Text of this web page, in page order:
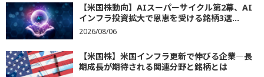
【米国株動向】AIスーパーサイクル第2幕、AI
インフラ投資拡大で恩恵を受ける銘柄3選...
2026/08/06
【米国株】米国インフラ更新で伸びる企業―長
期成長が期待される関連分野と銘柄とは